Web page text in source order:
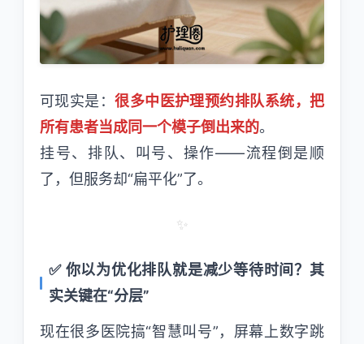
可现实是：很多中医护理预约排队系统，把
所有患者当成同一个模子倒出来的。
挂号、排队、叫号、操作——流程倒是顺
了，但服务却“扁平化”了。
✨
✅ 你以为优化排队就是减少等待时间？其
实关键在“分层”
现在很多医院搞“智慧叫号”，屏幕上数字跳